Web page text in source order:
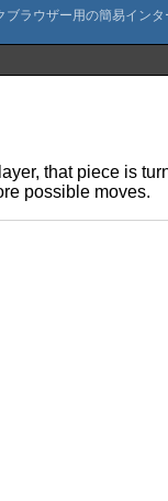
that piece is
possible moves.